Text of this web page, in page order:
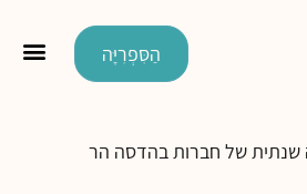
הַסִּפְרִיָּה
שנתית של חברות בהדסה הר